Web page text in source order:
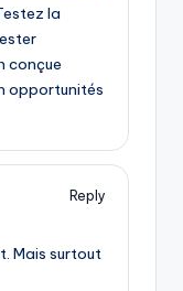
la
conçue
opportunités
Reply
Mais surtout